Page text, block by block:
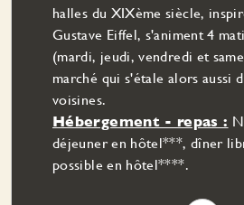
halles du XIXème siècle,
Gustave Eiffel, s'animent 4
(mardi, jeudi, vendredi et
marché qui s'étale alors aussi
voisines.
Hébergement - repas :
déjeuner en hôtel***, dîner
possible en hôtel****.